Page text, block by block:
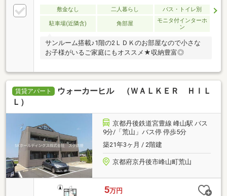
敷金なし 二人暮らし バス・トイレ別
駐車場(近隣含) 角部屋
モニタ付インターホ
ン
サンルーム搭載♪1階の2ＬＤＫのお部屋なので小さな
お子様がいるご家庭にもオススメ★収納豊富◎
賃貸アパート
ウォーカーヒル （ＷＡＬＫＥＲ ＨＩＬ
Ｌ）
京都丹後鉄道宮豊線 峰山駅 バス
9分/「荒山」バス停 停歩5分
築21年3ヶ月 / 2階建
京都府京丹後市峰山町荒山
5万円